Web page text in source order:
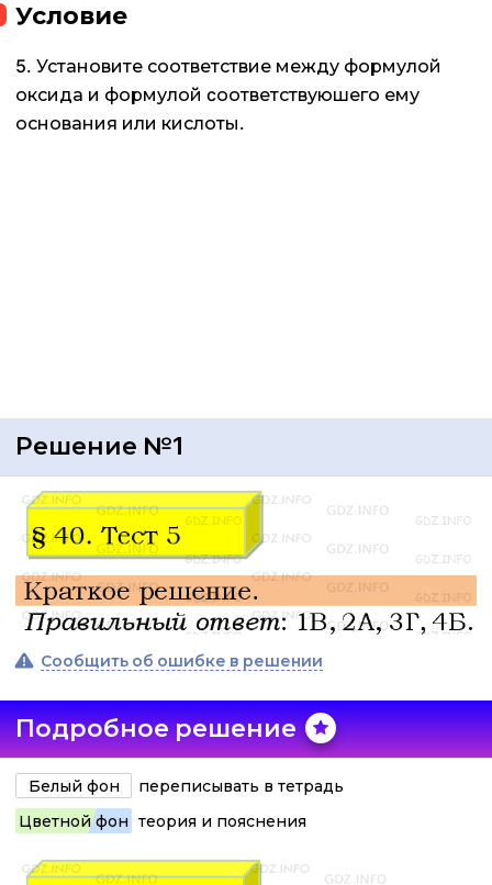
Условие
5. Установите соответствие между формулой
оксида и формулой cоответствуюшего ему
основания или кислоты.
Решение №1
Сообщить об ошибке в решении
Подробное решение
Белый фон
переписывать в тетрадь
Цветной фон теория и пояснения